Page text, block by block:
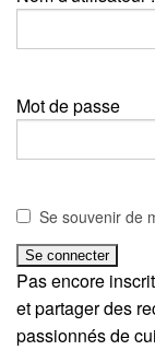
Mot de passe
Se souvenir de
Pas encore
et partager des
passionnés de